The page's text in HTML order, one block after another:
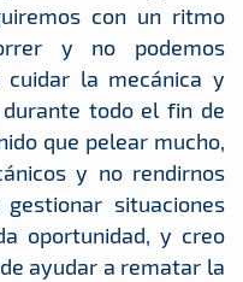
con un ritmo
y no podemos
la mecánica y
todo el fin de
que pelear mucho,
y no rendirnos
situaciones
oportunidad, y creo
ayudar a rematar la